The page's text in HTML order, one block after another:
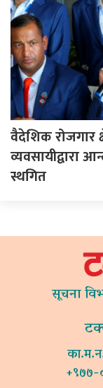
वैदेशिक रोजगार
व्यवसायीद्वारा
स्थगित
सूचना